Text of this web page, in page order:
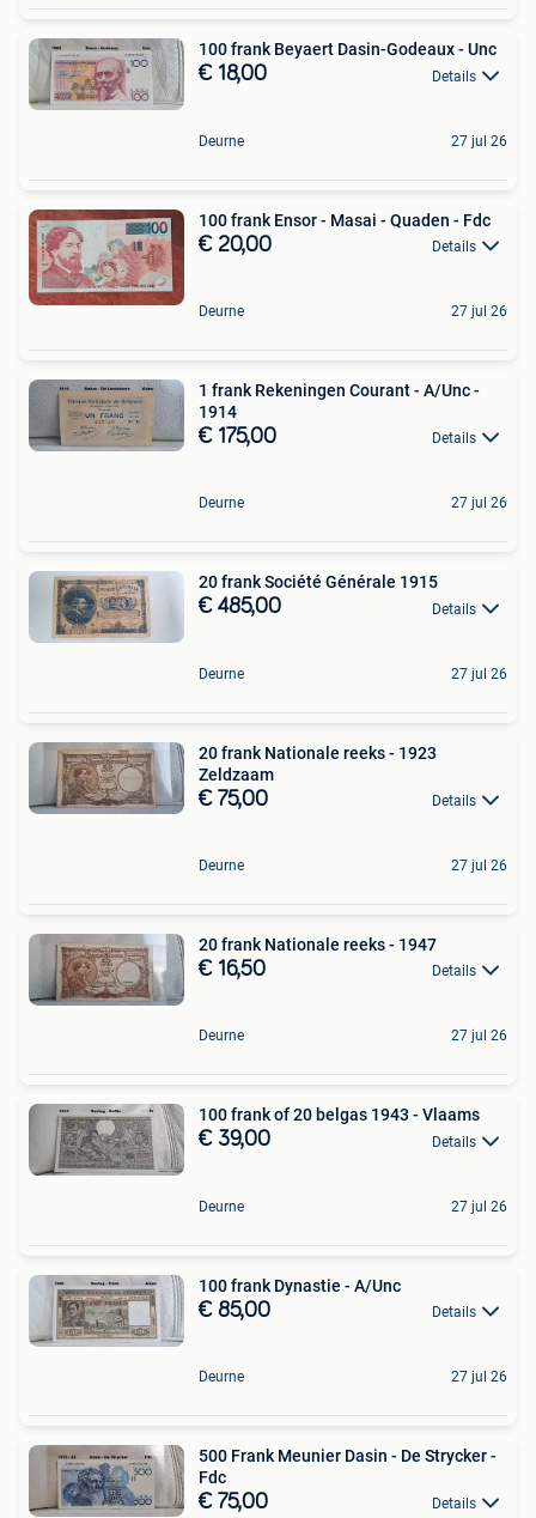
100 frank Beyaert Dasin-Godeaux - Unc
€ 18,00 Details
Deurne 27 jul 26
100 frank Ensor - Masai - Quaden - Fdc
€ 20,00 Details
Deurne 27 jul 26
1 frank Rekeningen Courant - A/Unc -
1914
€ 175,00 Details
Deurne 27 jul 26
20 frank Société Générale 1915
€ 485,00 Details
Deurne 27 jul 26
20 frank Nationale reeks - 1923
Zeldzaam
€ 75,00 Details
Deurne 27 jul 26
20 frank Nationale reeks - 1947
€ 16,50 Details
Deurne 27 jul 26
100 frank of 20 belgas 1943 - Vlaams
€ 39,00 Details
Deurne 27 jul 26
100 frank Dynastie - A/Unc
€ 85,00 Details
Deurne 27 jul 26
500 Frank Meunier Dasin - De Strycker -
Fdc
€ 75,00 Details